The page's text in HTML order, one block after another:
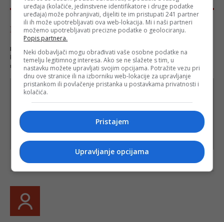
Komentari - Ukupno 31
NAPOMENA - Portal Depo.ba zadržava pravo da obriše neprimjereni dio ili cijeli
komentar bez najave i objašnjenja. Mišljenja iznešena u komentarima nisu stavovi
redakcije web portala Depo.ba!
uređaja (kolačiće, jedinstvene identifikatore i druge podatke
uređaja) može pohranjivati, dijeliti te im pristupati 241 partner
ili ih može upotrebljavati ova web-lokacija. Mi i naši partneri
možemo upotrebljavati precizne podatke o geolociranju.
Popis partnera.
Neki dobavljači mogu obrađivati vaše osobne podatke na
temelju legitimnog interesa. Ako se ne slažete s tim, u
nastavku možete upravljati svojim opcijama. Potražite vezu pri
dnu ove stranice ili na izborniku web-lokacije za upravljanje
pristankom ili povlačenje pristanka u postavkama privatnosti i
kolačića.
Pristajem
Upravljanje opcijama